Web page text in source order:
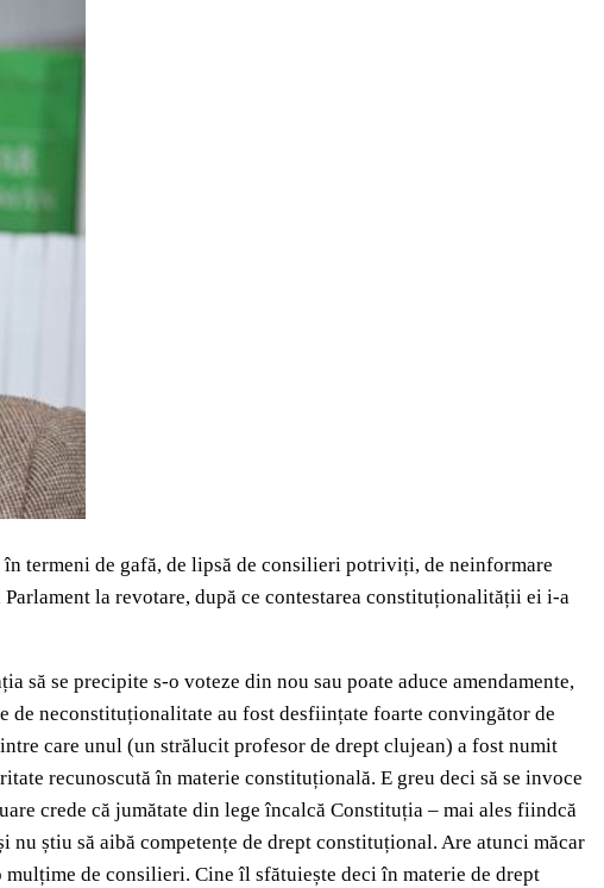
în termeni de gafă, de lipsă de consilieri potriviți, de neinformare
la revotare, după ce contestarea constituționalității ei i-a
să se precipite s-o voteze din nou sau poate aduce amendamente,
neconstituționalitate au fost desființate foarte convingător de
care unul (un strălucit profesor de drept clujean) a fost numit
recunoscută în materie constituțională. E greu deci să se invoce
crede că jumătate din lege încalcă Constituția – mai ales fiindcă
știu să aibă competențe de drept constituțional. Are atunci măcar
de consilieri. Cine îl sfătuiește deci în materie de drept